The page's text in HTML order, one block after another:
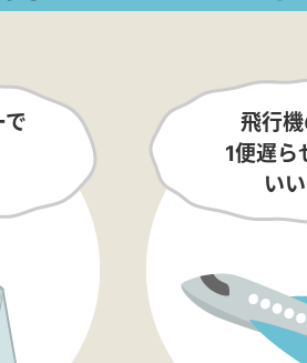
で
飛行
1便遅ら
い